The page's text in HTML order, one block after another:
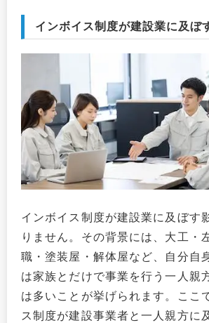
インボイス制度が建設業に及ぼ
インボイス制度が建設業に及ぼす
りません。その背景には、大工・
職・塗装屋・解体屋など、自分自
は家族とだけで事業を行う一人親
は多いことが挙げられます。ここ
ス制度が建設事業者と一人親方に